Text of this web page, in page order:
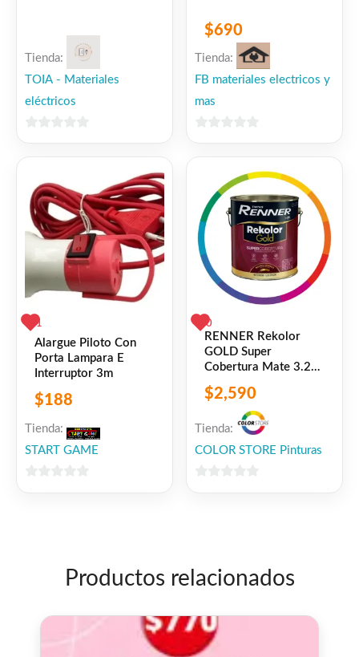
Tienda:
TOIA - Materiales
eléctricos
$690
Tienda:
FB materiales electricos y
mas
1
Alargue Piloto Con
Porta Lampara E
Interruptor 3m
$188
Tienda:
START GAME
0
RENNER Rekolor
GOLD Super
Cobertura Mate 3.2
litros
$2,590
Tienda:
COLOR STORE Pinturas
Productos relacionados